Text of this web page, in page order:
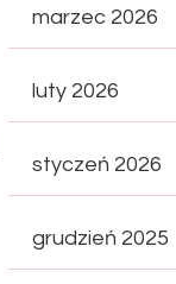
marzec 2026
luty 2026
styczeń 2026
grudzień 2025